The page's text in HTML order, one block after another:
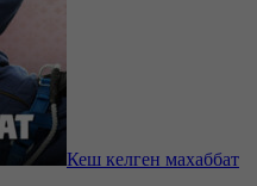
Кеш келген махаббат